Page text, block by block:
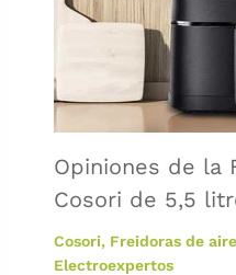
Opiniones de la
Cosori de 5,5
Cosori, Freidoras de aire
Electroexpertos